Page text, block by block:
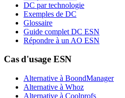
DC par technologie
Exemples de DC
Glossaire
Guide complet DC ESN
Répondre à un AO ESN
Cas d'usage ESN
Alternative à BoondManager
Alternative à Whoz
Alternative à Coolprofs